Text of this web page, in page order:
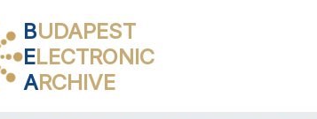
BUDAPEST
ELECTRONIC
ARCHIVE